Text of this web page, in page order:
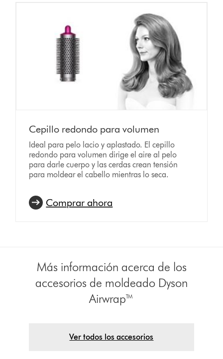
Cepillo redondo para volumen
Ideal para pelo lacio y aplastado. El cepillo
redondo para volumen dirige el aire al pelo
para darle cuerpo y las cerdas crean tensión
para moldear el cabello mientras lo seca.
Comprar ahora
Más información acerca de los
accesorios de moldeado Dyson
Airwrap™
Ver todos los accesorios